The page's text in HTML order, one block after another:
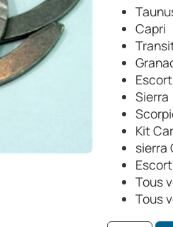
Capri
Escort
Sierra
Kit
sierra
Tous
Tous